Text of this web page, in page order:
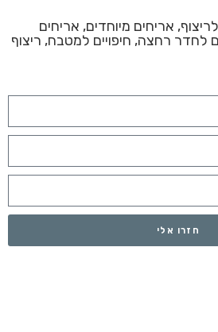
, אריחים מיוחדים, אריחים
לחדר רחצה, חיפויים למטבח, ריצוף
חזרו אלי